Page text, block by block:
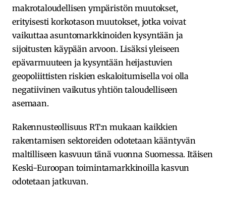
makrotaloudellisen ympäristön muutokset,
erityisesti korkotason muutokset, jotka voivat
vaikuttaa asuntomarkkinoiden kysyntään ja
sijoitusten käypään arvoon. Lisäksi yleiseen
epävarmuuteen ja kysyntään heijastuvien
geopoliittisten riskien eskaloitumisella voi olla
negatiivinen vaikutus yhtiön taloudelliseen
asemaan.
Rakennusteollisuus RT:n mukaan kaikkien
rakentamisen sektoreiden odotetaan kääntyvän
maltilliseen kasvuun tänä vuonna Suomessa. Itäisen
Keski-Euroopan toimintamarkkinoilla kasvun
odotetaan jatkuvan.